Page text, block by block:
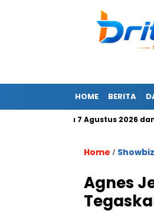
HOME BERITA
Terbaru 7 Agustus 2026 dan
Home / Showbiz
Agnes